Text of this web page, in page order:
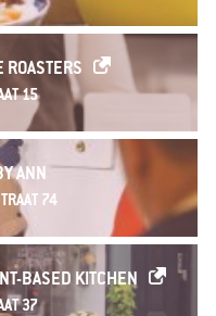
ROASTERS
15
ANN
74
BASED KITCHEN
37